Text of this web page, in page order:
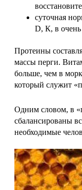
суточная
D, К, в
Протеины
массы перги.
больше, чем в
который служит
Одним словом, в
сбалансированы
необходимые